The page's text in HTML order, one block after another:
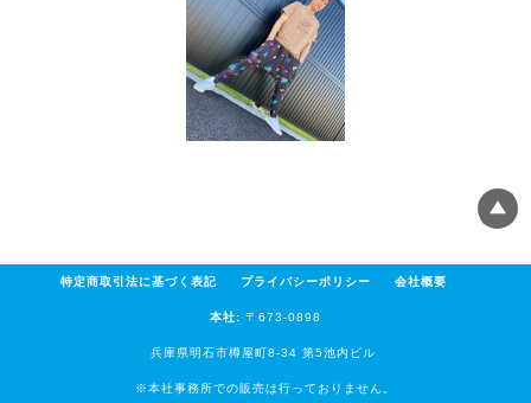
特定商取引法に基づく表記 プライバシーポリシー 会社概要
本社: 〒673-0898
兵庫県明石市樽屋町8-34 第5池内ビル
※本社事務所での販売は行っておりません。